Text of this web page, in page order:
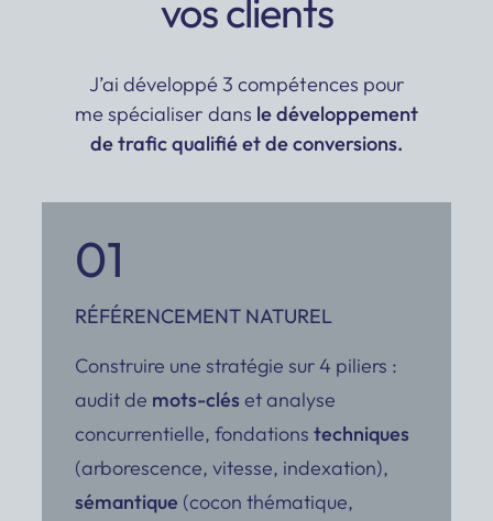
vos clients
J’ai développé 3 compétences pour
me spécialiser dans le développement
de trafic qualifié et de conversions.
01
RÉFÉRENCEMENT NATUREL
Construire une stratégie sur 4 piliers :
audit de mots-clés et analyse
concurrentielle, fondations techniques
(arborescence, vitesse, indexation),
sémantique (cocon thématique,